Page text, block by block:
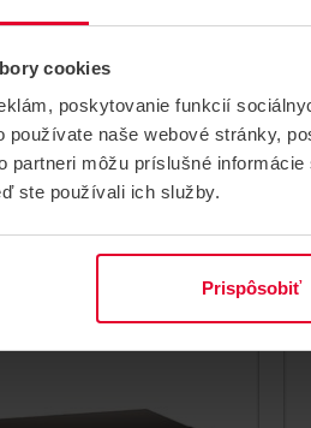
cookies
poskytovanie funkcií
používate naše webové stránky,
partneri môžu príslušné
ste používali ich služby.
Prispôsobiť
PRA-SFPSX
transceiver
transceiver, multi mode